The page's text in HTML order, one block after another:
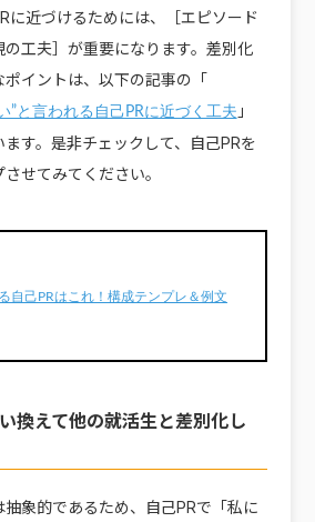
に近づけるためには、［エピソード
工夫］が重要になります。差別化
イントは、以下の記事の「
”と言われる自己PRに近づく工夫 」
す。是非チェックして、自己PRを
せてみてください。
自己PRはこれ！構成テンプレ＆例文
換えて他の就活生と差別化し
象的であるため、自己PRで「私に